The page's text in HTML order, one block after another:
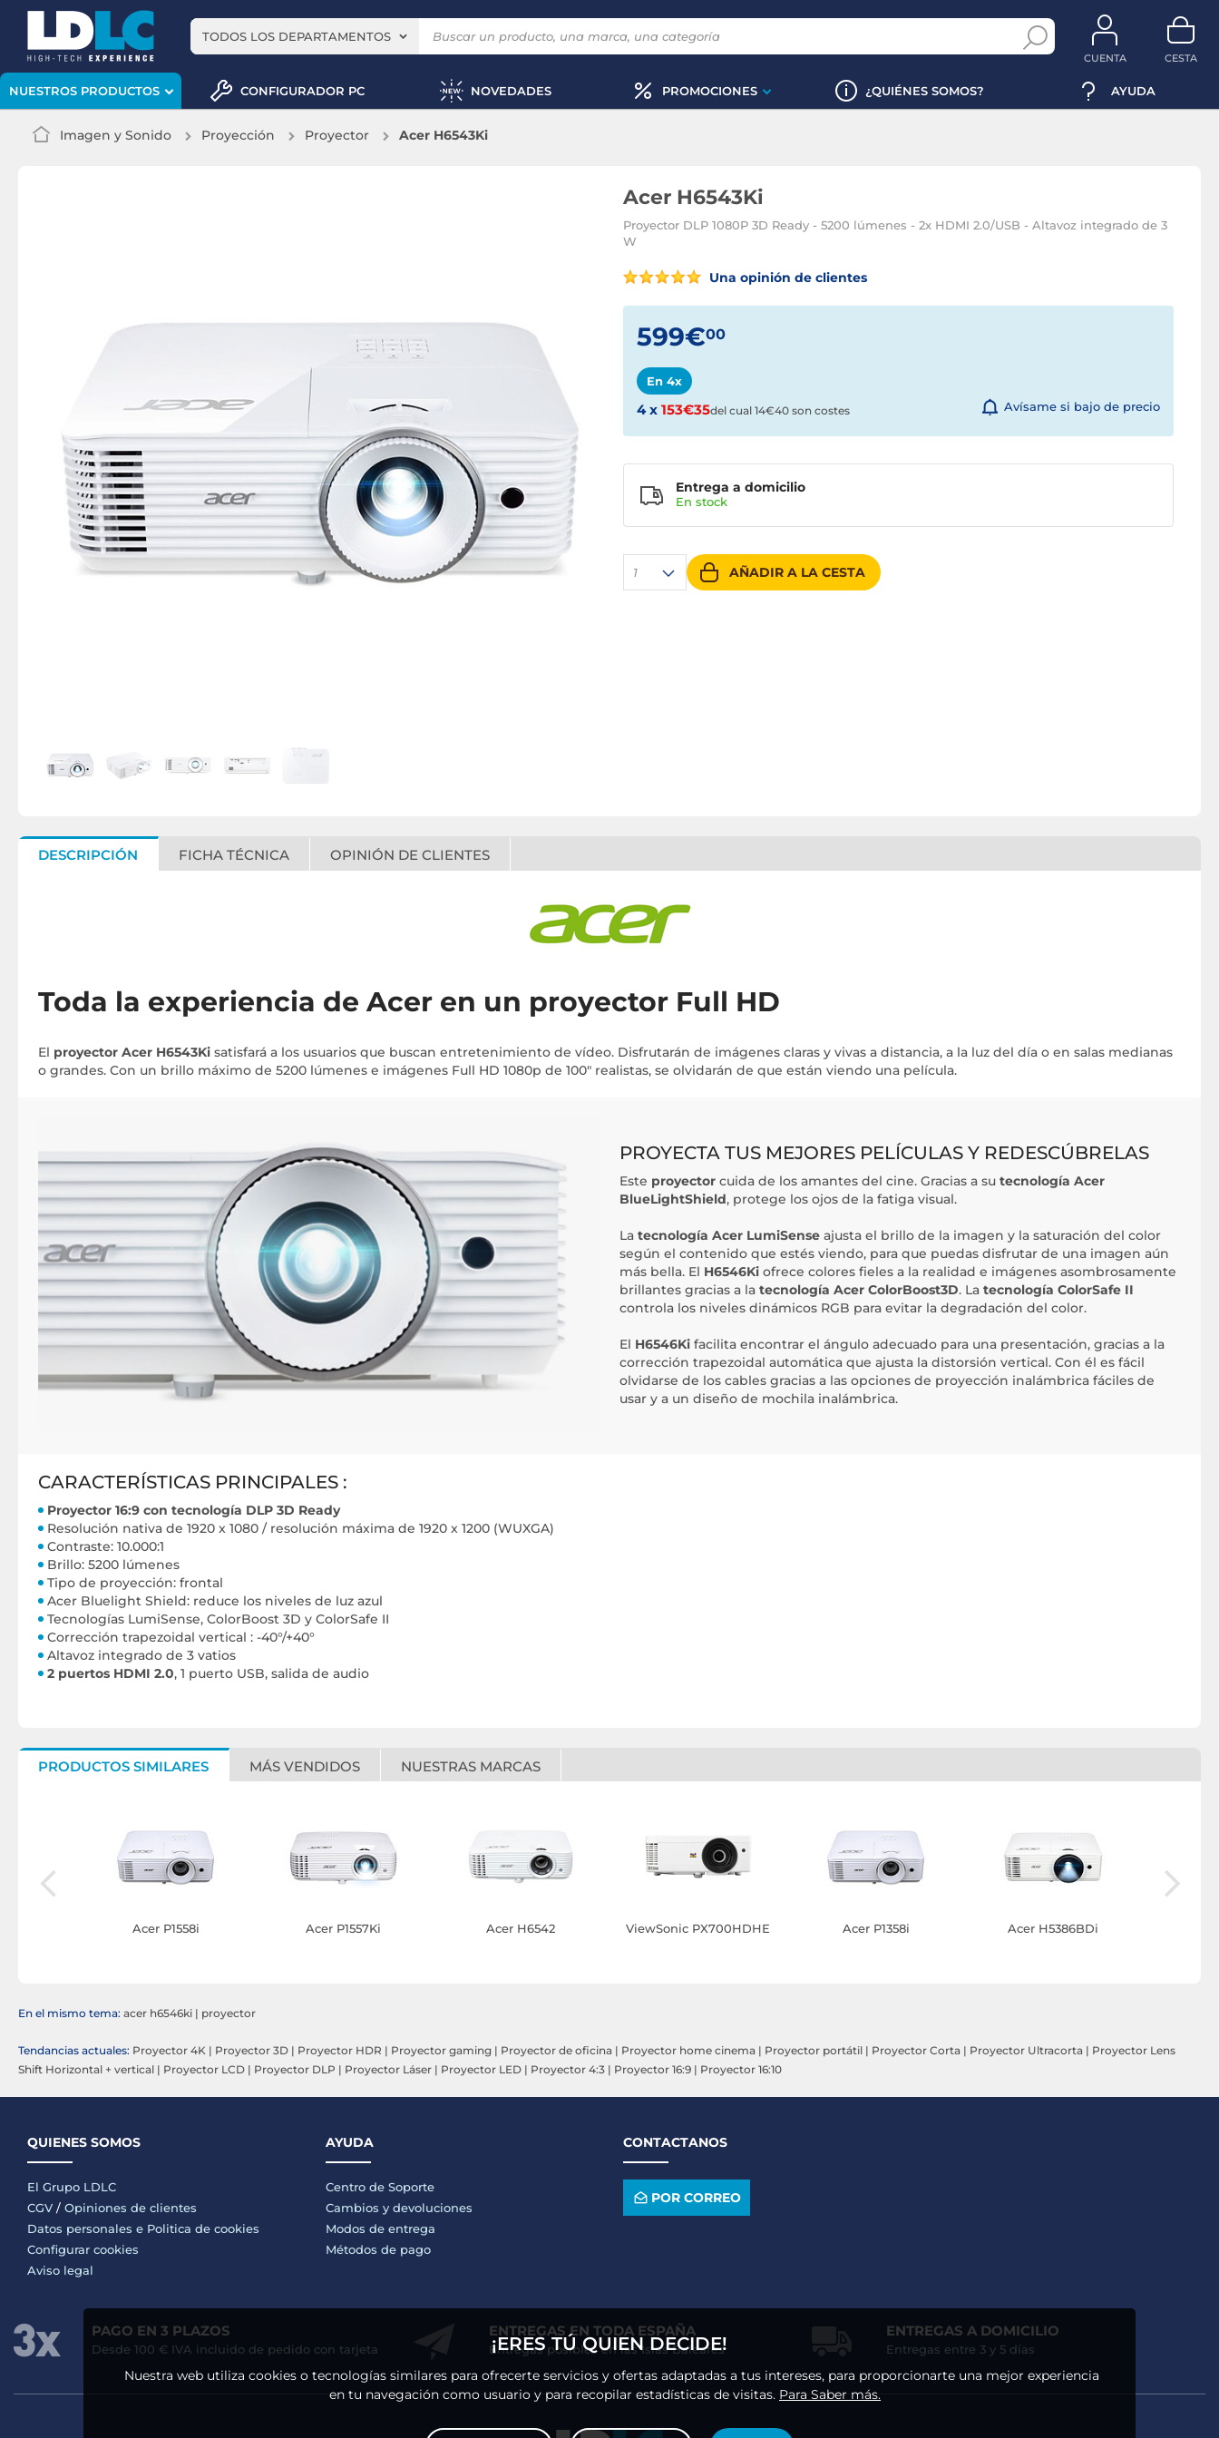
TODOS LOS DEPARTAMENTOS
CUENTA CESTA
NUESTROS PRODUCTOS CONFIGURADOR PC NOVEDADES PROMOCIONES ¿QUIÉNES SOMOS? AYUDA
Imagen y Sonido Proyección Proyector Acer H6543Ki
Acer H6543Ki
Proyector DLP 1080P 3D Ready - 5200 lúmenes - 2x HDMI 2.0/USB - Altavoz integrado de 3
W
Una opinión de clientes
599€00
En 4x
4 x 153€35del cual 14€40 son costes Avísame si bajo de precio
1 AÑADIR A LA CESTA
Entrega a domicilio
En stock
DESCRIPCIÓN FICHA TÉCNICA OPINIÓN DE CLIENTES
Toda la experiencia de Acer en un proyector Full HD
El proyector Acer H6543Ki satisfará a los usuarios que buscan entretenimiento de vídeo. Disfrutarán de imágenes claras y vivas a distancia, a la luz del día o en salas medianas
o grandes. Con un brillo máximo de 5200 lúmenes e imágenes Full HD 1080p de 100" realistas, se olvidarán de que están viendo una película.
PROYECTA TUS MEJORES PELÍCULAS Y REDESCÚBRELAS
Este proyector cuida de los amantes del cine. Gracias a su tecnología Acer
BlueLightShield, protege los ojos de la fatiga visual.
La tecnología Acer LumiSense ajusta el brillo de la imagen y la saturación del color
según el contenido que estés viendo, para que puedas disfrutar de una imagen aún
más bella. El H6546Ki ofrece colores fieles a la realidad e imágenes asombrosamente
brillantes gracias a la tecnología Acer ColorBoost3D. La tecnología ColorSafe II
controla los niveles dinámicos RGB para evitar la degradación del color.
El H6546Ki facilita encontrar el ángulo adecuado para una presentación, gracias a la
corrección trapezoidal automática que ajusta la distorsión vertical. Con él es fácil
olvidarse de los cables gracias a las opciones de proyección inalámbrica fáciles de
usar y a un diseño de mochila inalámbrica.
CARACTERÍSTICAS PRINCIPALES :
Proyector 16:9 con tecnología DLP 3D Ready
Resolución nativa de 1920 x 1080 / resolución máxima de 1920 x 1200 (WUXGA)
Contraste: 10.000:1
Brillo: 5200 lúmenes
Tipo de proyección: frontal
Acer Bluelight Shield: reduce los niveles de luz azul
Tecnologías LumiSense, ColorBoost 3D y ColorSafe II
Corrección trapezoidal vertical : -40°/+40°
Altavoz integrado de 3 vatios
2 puertos HDMI 2.0, 1 puerto USB, salida de audio
PRODUCTOS SIMILARES MÁS VENDIDOS NUESTRAS MARCAS
Acer P1558i Acer P1557Ki Acer H6542 ViewSonic PX700HDHE Acer P1358i Acer H5386BDi
En el mismo tema: acer h6546ki | proyector
Tendancias actuales: Proyector 4K | Proyector 3D | Proyector HDR | Proyector gaming | Proyector de oficina | Proyector home cinema | Proyector portátil | Proyector Corta | Proyector Ultracorta | Proyector Lens
Shift Horizontal + vertical | Proyector LCD | Proyector DLP | Proyector Láser | Proyector LED | Proyector 4:3 | Proyector 16:9 | Proyector 16:10
QUIENES SOMOS
El Grupo LDLC
CGV / Opiniones de clientes
Datos personales e Politica de cookies
Configurar cookies
Aviso legal
AYUDA
Centro de Soporte
Cambios y devoluciones
Modos de entrega
Métodos de pago
CONTACTANOS
POR CORREO
PAGO EN 3 PLAZOS
Desde 100 € IVA incluido de pedido con tarjeta
ENTREGAS EN TODA ESPAÑA
Entregas posibles en las Islas Baleares
ENTREGAS A DOMICILIO
Entregas entre 3 y 5 días
¡ERES TÚ QUIEN DECIDE!
Nuestra web utiliza cookies o tecnologías similares para ofrecerte servicios y ofertas adaptadas a tus intereses, para proporcionarte una mejor experiencia
en tu navegación como usuario y para recopilar estadísticas de visitas. Para Saber más.